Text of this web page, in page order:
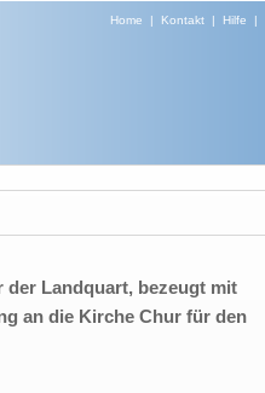
Home | Kontakt| Hilfe |
der Landquart, bezeugt mit
an die Kirche Chur für den